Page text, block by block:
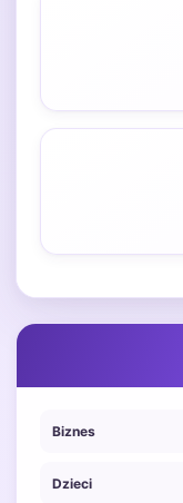
Biznes
Dzieci